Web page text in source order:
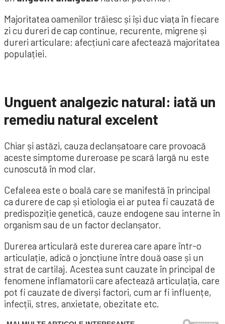
Majoritatea oamenilor trăiesc și își duc viața în fiecare
zi cu dureri de cap continue, recurente, migrene și
dureri articulare; afecțiuni care afectează majoritatea
populației.
Unguent analgezic natural: iată un
remediu natural excelent
Chiar și astăzi, cauza declanșatoare care provoacă
aceste simptome dureroase pe scară largă nu este
cunoscută în mod clar.
Cefaleea este o boală care se manifestă în principal
ca durere de cap și etiologia ei ar putea fi cauzată de
predispoziție genetică, cauze endogene sau interne în
organism sau de un factor declanșator.
Durerea articulară este durerea care apare într-o
articulație, adică o joncțiune între două oase și un
strat de cartilaj. Acestea sunt cauzate în principal de
fenomene inflamatorii care afectează articulația, care
pot fi cauzate de diverși factori, cum ar fi influențe,
infecții, stres, anxietate, obezitate etc.